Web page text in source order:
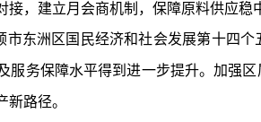
接，建立月会商机制，保障原料供应稳
市东洲区国民经济和社会发展第十四个
服务保障水平得到进一步提升。加强区
路径。